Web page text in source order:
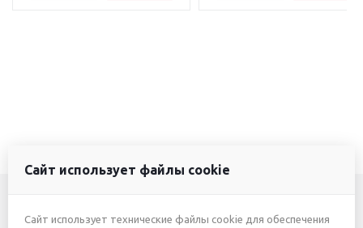
Сайт использует файлы cookie
Сайт использует технические файлы cookie для обеспечения